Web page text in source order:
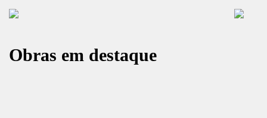
Obras em destaque